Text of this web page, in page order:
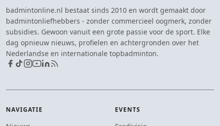
badmintonline.nl bestaat sinds 2010 en wordt gemaakt door
badmintonliefhebbers - zonder commercieel oogmerk, zonder
subsidies. Gewoon vanuit een grote passie voor de sport. Elke
dag opnieuw nieuws, profielen en achtergronden over het
Nederlandse en internationale topbadminton.
NAVIGATIE EVENTS